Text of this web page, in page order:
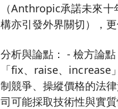
（Anthropic承諾未來
構亦引發外界關切），
分析與論點： - 檢方論
「fix、raise、increase
制競爭、操縱價格的法
司可能採取技術性與實